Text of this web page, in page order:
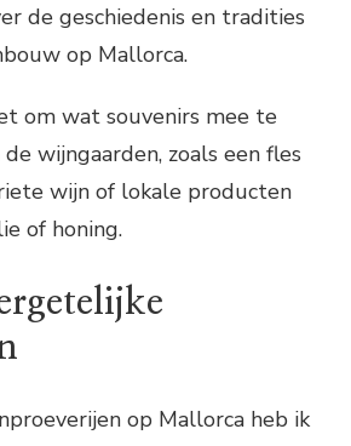
de geschiedenis en tradities
op Mallorca.
om wat souvenirs mee te
wijngaarden, zoals een fles
wijn of lokale producten
of honing.
op Mallorca heb ik